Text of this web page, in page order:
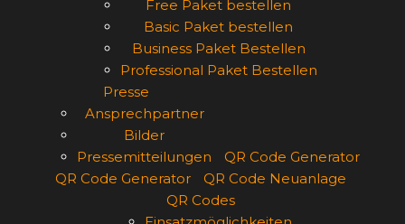
Free Paket bestellen
Basic Paket bestellen
Business Paket Bestellen
Professional Paket Bestellen
Presse
Ansprechpartner
Bilder
Pressemitteilungen
QR Code Generator
QR Code Generator
QR Code Neuanlage
QR Codes